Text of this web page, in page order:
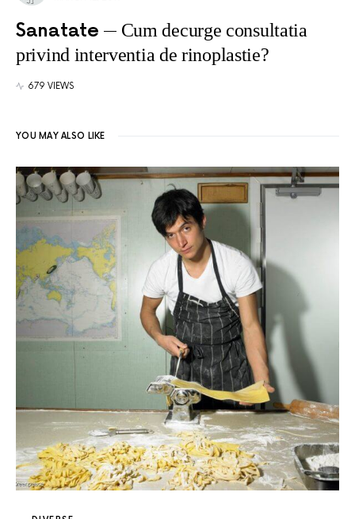
Sanatate
Cum decurge consultatia
privind interventia de rinoplastie?
679 VIEWS
YOU MAY ALSO LIKE